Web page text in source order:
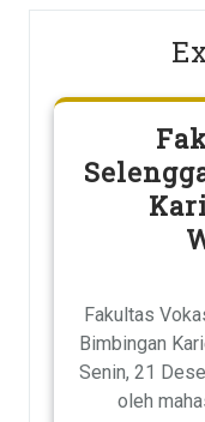
Fakultas
Bimbingan
Senin, 21
oleh